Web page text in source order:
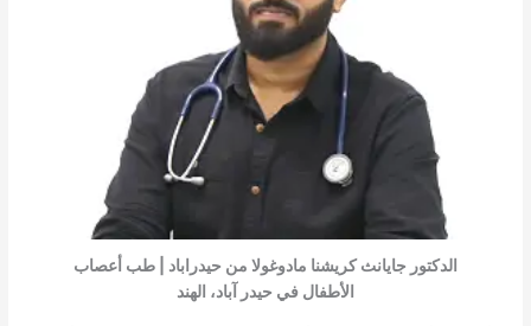
الدكتور جايانث كريشنا مادوغولا من حيدراباد | طب أعصاب
الأطفال في حيدر آباد، الهند